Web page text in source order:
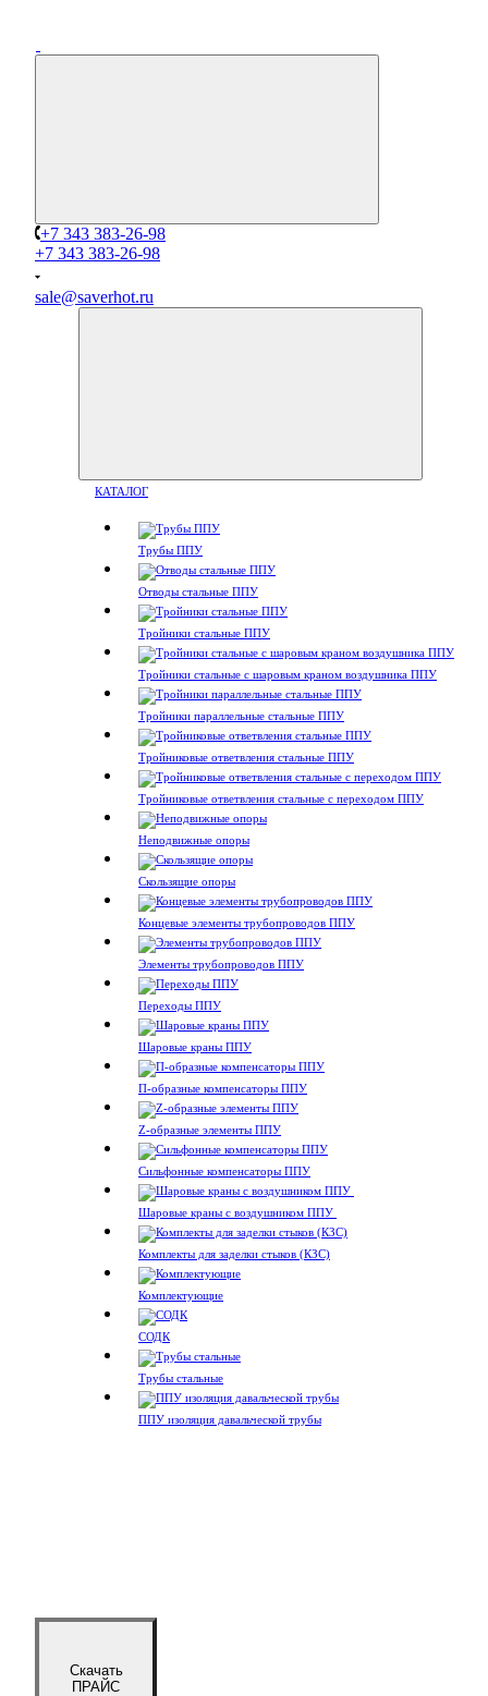
+7 343 383-26-98
+7 343 383-26-98
sale@saverhot.ru
КАТАЛОГ
Трубы ППУ
Отводы стальные ППУ
Тройники стальные ППУ
Тройники стальные с шаровым краном воздушника ППУ
Тройники параллельные стальные ППУ
Тройниковые ответвления стальные ППУ
Тройниковые ответвления стальные с переходом ППУ
Неподвижные опоры
Скользящие опоры
Концевые элементы трубопроводов ППУ
Элементы трубопроводов ППУ
Переходы ППУ
Шаровые краны ППУ
П-образные компенсаторы ППУ
Z-образные элементы ППУ
Сильфонные компенсаторы ППУ
Шаровые краны с воздушником ППУ
Комплекты для заделки стыков (КЗС)
Комплектующие
СОДК
Трубы стальные
ППУ изоляция давальческой трубы
Скачать
ПРАЙС